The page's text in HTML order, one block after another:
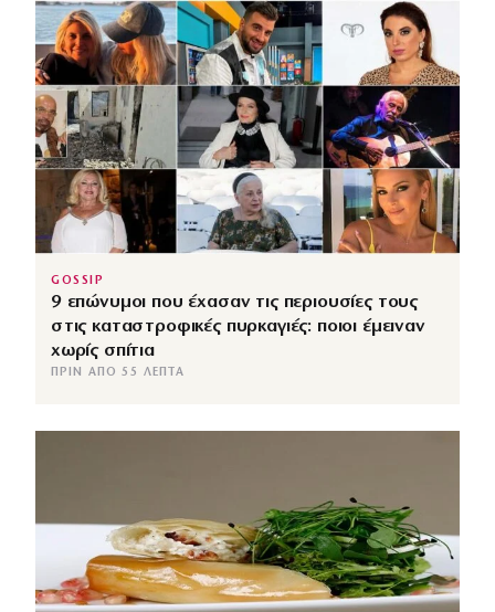
GOSSIP
9 επώνυμοι που έχασαν τις περιουσίες τους
στις καταστροφικές πυρκαγιές: ποιοι έμειναν
χωρίς σπίτια
ΠΡΙΝ ΑΠΌ 55 ΛΕΠΤΆ